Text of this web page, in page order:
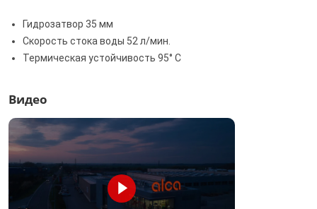
Гидрозатвор 35 мм
Скорость стока воды 52 л/мин.
Термическая устойчивость 95° С
Видео